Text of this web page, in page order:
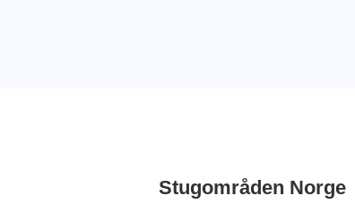
Stugområden Norge